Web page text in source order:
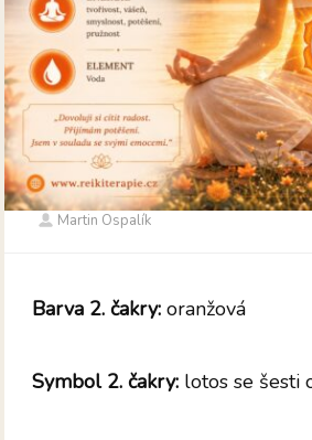
Martin Ospalík
Barva 2. čakry: oranžová
Symbol 2. čakry: lotos se šesti